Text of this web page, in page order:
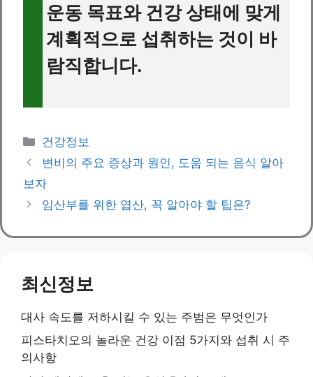
운동 목표와 건강 상태에 맞게
계획적으로 섭취하는 것이 바
람직합니다.
Categories
건강정보
변비의 주요 증상과 원인, 도움 되는 음식 알아
보자
임산부를 위한 엽산, 꼭 알아야 할 팁은?
최신정보
대사 속도를 저하시킬 수 있는 주범은 무엇인가
피스타치오의 놀라운 건강 이점 5가지와 섭취 시 주
의사항